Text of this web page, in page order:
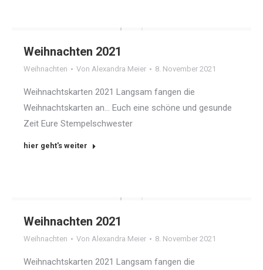
Weihnachten 2021
Weihnachten Von Alexandra Meier 8. November 2021
Weihnachtskarten 2021 Langsam fangen die
Weihnachtskarten an… Euch eine schöne und gesunde
Zeit Eure Stempelschwester
hier geht's weiter
Weihnachten 2021
Weihnachten Von Alexandra Meier 8. November 2021
Weihnachtskarten 2021 Langsam fangen die